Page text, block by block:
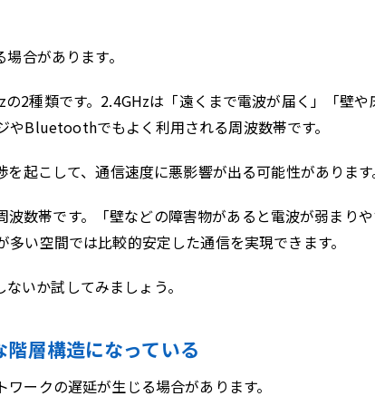
合があります。
2種類です。2.4GHzは「遠くまで電波が届く」「壁や
Bluetoothでもよく利用される周波数帯です。
起こして、通信速度に悪影響が出る可能性があります
数帯です。「壁などの障害物があると電波が弱まりや
い空間では比較的安定した通信を実現できます。
いか試してみましょう。
階層構造になっている
ークの遅延が生じる場合があります。